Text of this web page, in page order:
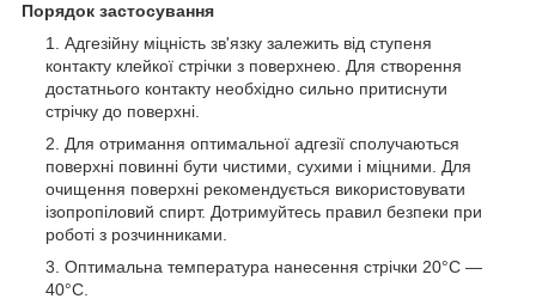
Порядок застосування
Адгезійну міцність зв'язку залежить від ступеня
контакту клейкої стрічки з поверхнею. Для створення
достатнього контакту необхідно сильно притиснути
стрічку до поверхні.
Для отримання оптимальної адгезії сполучаються
поверхні повинні бути чистими, сухими і міцними. Для
очищення поверхні рекомендується використовувати
ізопропіловий спирт. Дотримуйтесь правил безпеки при
роботі з розчинниками.
Оптимальна температура нанесення стрічки 20°C ―
40°C.